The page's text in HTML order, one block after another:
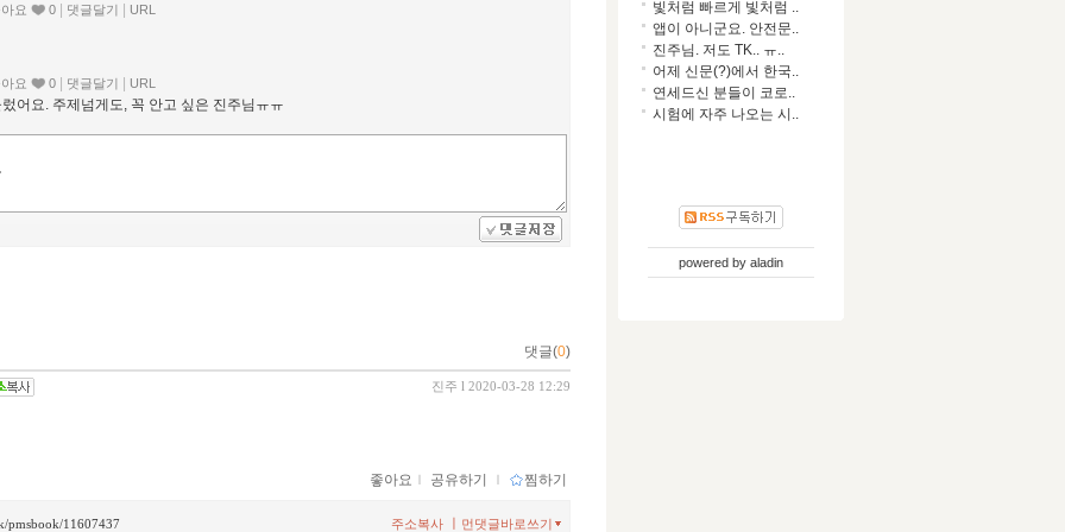
요 0 | 댓글달기 | URL
요 0 | 댓글달기 | URL
어요. 주제넘게도, 꼭 안고 싶은 진주님ㅠㅠ
댓글(0)
진주 l 2020-03-28 12:29
좋아요 ｌ 공유하기 ｌ 찜하기
pmsbook/11607437 먼댓글바로쓰기
주소복사 ㅣ
빛처럼 빠르게 빛처럼 ..
앱이 아니군요. 안전문..
진주님. 저도 TK.. ㅠ..
어제 신문(?)에서 한국..
연세드신 분들이 코로..
시험에 자주 나오는 시..
powered by aladin